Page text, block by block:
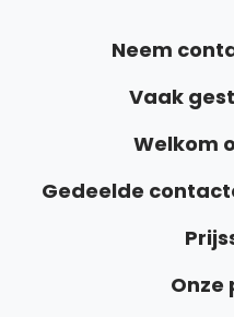
Neem
Vaak
Welkom
Gedeelde
Onze